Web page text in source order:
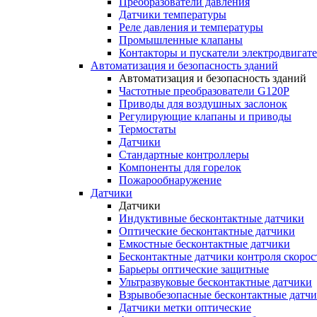
Датчики температуры
Реле давления и температуры
Промышленные клапаны
Контакторы и пускатели
Автоматизация и безопасность зданий
Автоматизация и безопасность зданий
Частотные преобразователи G120P
Приводы для воздушных заслонок
Регулирующие клапаны и приводы
Термостаты
Датчики
Стандартные контроллеры
Компоненты для горелок
Пожарообнаружение
Датчики
Датчики
Индуктивные бесконтактные датчики
Оптические бесконтактные датчики
Емкостные бесконтактные датчики
Бесконтактные датчики контроля
Барьеры оптические защитные
Ультразвуковые бесконтактные датчики
Взрывобезопасные бесконтактные
Датчики метки оптические